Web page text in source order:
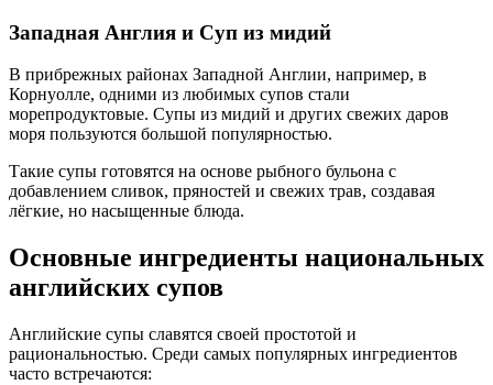
Западная Англия и Суп из мидий
В прибрежных районах Западной Англии, например, в
Корнуолле, одними из любимых супов стали
морепродуктовые. Супы из мидий и других свежих даров
моря пользуются большой популярностью.
Такие супы готовятся на основе рыбного бульона с
добавлением сливок, пряностей и свежих трав, создавая
лёгкие, но насыщенные блюда.
Основные ингредиенты национальных
английских супов
Английские супы славятся своей простотой и
рациональностью. Среди самых популярных ингредиентов
часто встречаются: